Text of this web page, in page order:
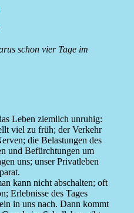
schon vier Tage im
Leben ziemlich unruhig:
viel zu früh; der Verkehr
die Belastungen des
und Befürchtungen um
uns; unser Privatleben
kann nicht abschalten; oft
Erlebnisse des Tages
in uns nach. Dann kommt